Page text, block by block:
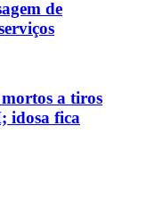
de
a tiros
idosa fica